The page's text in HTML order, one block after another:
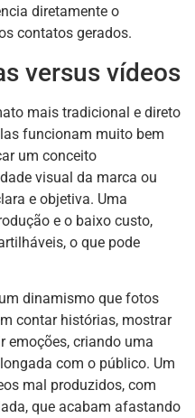
diretamente o
contatos gerados.
versus vídeos
mais tradicional e direto
funcionam muito bem
um conceito
visual da marca ou
e objetiva. Uma
e o baixo custo,
o que pode
dinamismo que fotos
contar histórias, mostrar
emoções, criando uma
com o público. Um
mal produzidos, com
que acabam afastando